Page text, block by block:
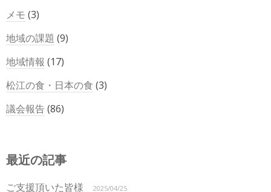
メモ (3)
地域の課題 (9)
地域情報 (17)
松江の食・日本の食 (3)
議会報告 (86)
最近の記事
ご支援頂いた皆様 2025/04/25